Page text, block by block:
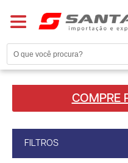
COMPRE
FILTROS